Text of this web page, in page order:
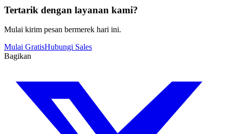
Tertarik dengan layanan kami?
Mulai kirim pesan bermerek hari ini.
Mulai GratisHubungi Sales
Bagikan